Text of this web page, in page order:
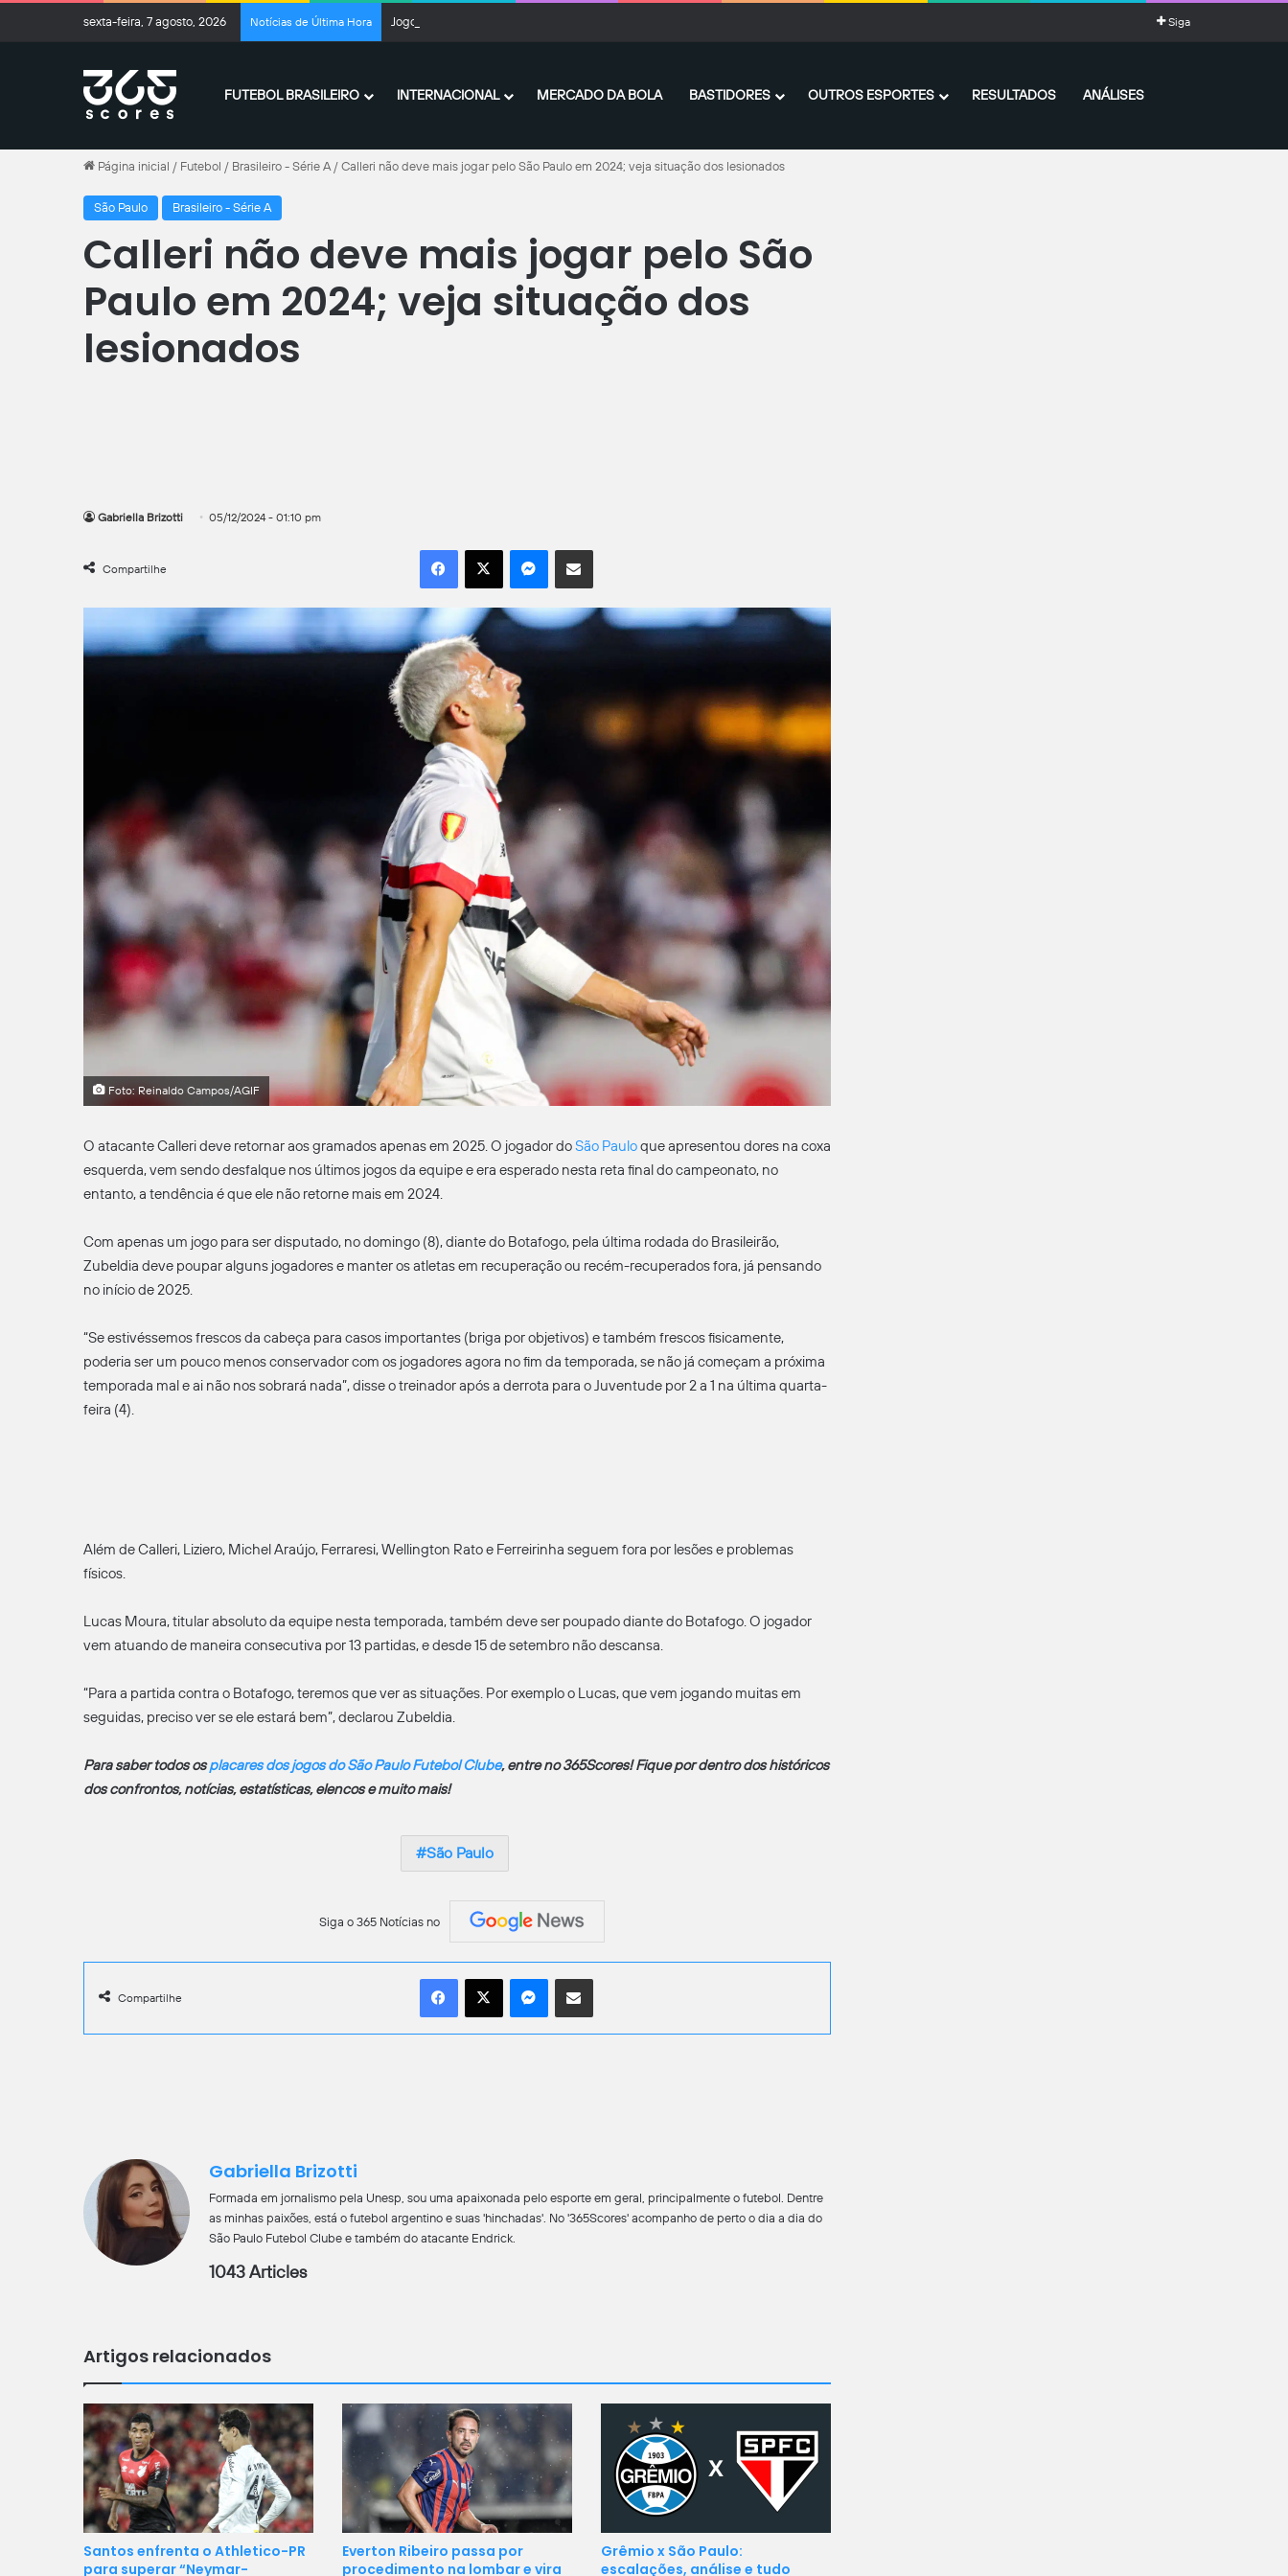
sexta-feira, 7 agosto, 2026 Notícias de Última Hora Jogo da Champions League: Complete a escalação das finais históricas Siga
FUTEBOL BRASILEIRO INTERNACIONAL MERCADO DA BOLA BASTIDORES OUTROS ESPORTES RESULTADOS ANÁLISES
Página inicial / Futebol / Brasileiro - Série A / Calleri não deve mais jogar pelo São Paulo em 2024; veja situação dos lesionados
São Paulo Brasileiro - Série A
Calleri não deve mais jogar pelo São
Paulo em 2024; veja situação dos
lesionados
Gabriella Brizotti 05/12/2024 - 01:10 pm
Compartilhe
Facebook
X MessengerCompartilhar por e-mail
Foto: Reinaldo Campos/AGIF
O atacante Calleri deve retornar aos gramados apenas em 2025. O jogador doSão Pauloque apresentou dores na coxa
esquerda, vem sendo desfalque nos últimos jogos da equipe e era esperado nesta reta final do campeonato, no
entanto, a tendência é que ele não retorne mais em 2024.
Com apenas um jogo para ser disputado, no domingo (8), diante do Botafogo, pela última rodada do Brasileirão,
Zubeldia deve poupar alguns jogadores e manter os atletas em recuperação ou recém-recuperados fora, já pensando
no início de 2025.
“Se estivéssemos frescos da cabeça para casos importantes (briga por objetivos) e também frescos fisicamente,
poderia ser um pouco menos conservador com os jogadores agora no fim da temporada, se não já começam a próxima
temporada mal e ai não nos sobrará nada”, disse o treinador após a derrota para o Juventude por 2 a 1 na última quarta-
feira (4).
Além de Calleri, Liziero, Michel Araújo, Ferraresi, Wellington Rato e Ferreirinha seguem fora por lesões e problemas
físicos.
Lucas Moura, titular absoluto da equipe nesta temporada, também deve ser poupado diante do Botafogo. O jogador
vem atuando de maneira consecutiva por 13 partidas, e desde 15 de setembro não descansa.
“Para a partida contra o Botafogo, teremos que ver as situações. Por exemplo o Lucas, que vem jogando muitas em
seguidas, preciso ver se ele estará bem”, declarou Zubeldia.
Para saber todos osplacares dos jogos do São Paulo Futebol Clube, entre no 365Scores! Fique por dentro dos históricos
dos confrontos, notícias, estatísticas, elencos e muito mais!
São Paulo
Siga o 365 Notícias no
Compartilhe
Facebook
X MessengerCompartilhar por e-mail
Gabriella Brizotti
Formada em jornalismo pela Unesp, sou uma apaixonada pelo esporte em geral, principalmente o futebol. Dentre
as minhas paixões, está o futebol argentino e suas 'hinchadas'. No '365Scores' acompanho de perto o dia a dia do
São Paulo Futebol Clube e também do atacante Endrick.
1043 Articles
Artigos relacionados
Santos enfrenta o Athletico-PR
para superar “Neymar-
Everton Ribeiro passa por
procedimento na lombar e vira
Grêmio x São Paulo:
escalações, análise e tudo